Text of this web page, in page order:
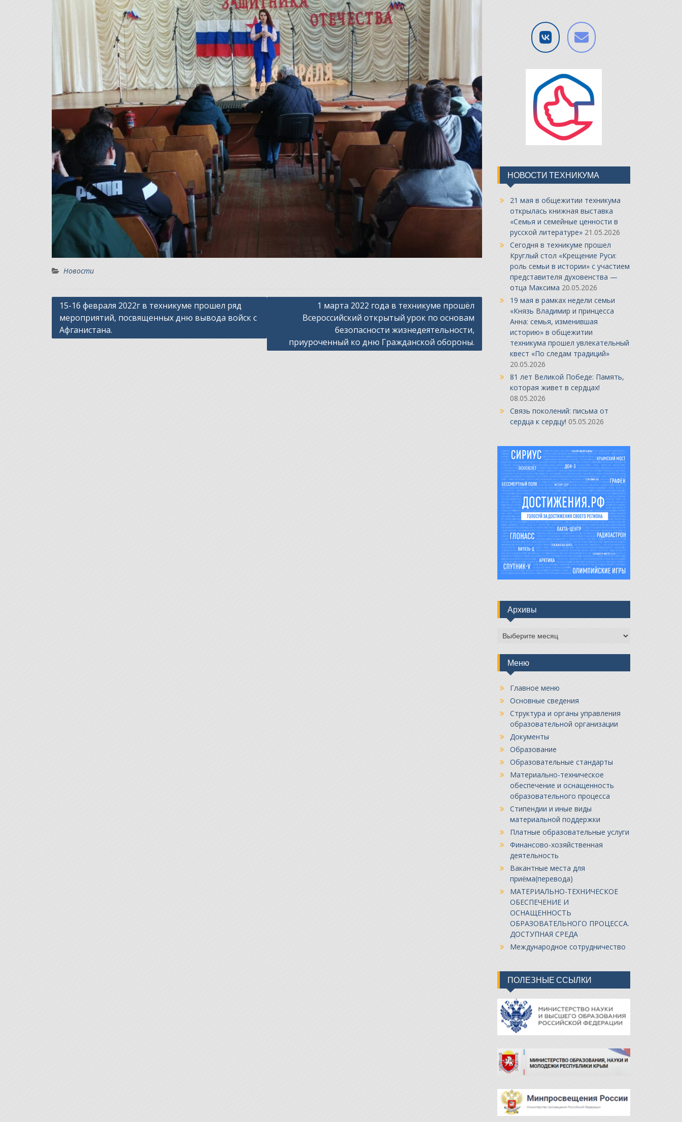
Новости
Навигация
по
записям
15-16 февраля 2022г в техникуме прошел ряд
мероприятий, посвященных дню вывода войск с
Афганистана.
1 марта 2022 года в техникуме прошёл
Всероссийский открытый урок по основам
безопасности жизнедеятельности,
приуроченный ко дню Гражданской обороны.
НОВОСТИ ТЕХНИКУМА
21 мая в общежитии техникума
открылась книжная выставка
«Семья и семейные ценности в
русской литературе» 21.05.2026
Сегодня в техникуме прошел
Круглый стол «Крещение Руси:
роль семьи в истории» с участием
представителя духовенства —
отца Максима 20.05.2026
19 мая в рамках недели семьи
«Князь Владимир и принцесса
Анна: семья, изменившая
историю» в общежитии
техникума прошел увлекательный
квест «По следам традиций»
20.05.2026
81 лет Великой Победе: Память,
которая живет в сердцах!
08.05.2026
Связь поколений: письма от
сердца к сердцу! 05.05.2026
Архивы
Архивы
Меню
Главное меню
Основные сведения
Структура и органы управления
образовательной организации
Документы
Образование
Образовательные стандарты
Материально-техническое
обеспечение и оснащенность
образовательного процесса
Стипендии и иные виды
материальной поддержки
Платные образовательные услуги
Финансово-хозяйственная
деятельность
Вакантные места для
приёма(перевода)
МАТЕРИАЛЬНО-ТЕХНИЧЕСКОЕ
ОБЕСПЕЧЕНИЕ И
ОСНАЩЕННОСТЬ
ОБРАЗОВАТЕЛЬНОГО ПРОЦЕССА.
ДОСТУПНАЯ СРЕДА
Международное сотрудничество
ПОЛЕЗНЫЕ ССЫЛКИ